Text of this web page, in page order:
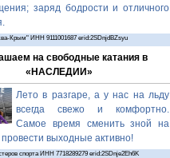
заряд бодрости и отличного
Крым" ИНН 9111001687 erid:2SDnjdBZsyu
на свободные катания в
«НАСЛЕДИИ»
Лето в разгаре, а у нас на льду
всегда свежо и комфортно.
Самое время сменить зной на
выходные активно!
спорта ИНН 7718289279 erid:2SDnje2Eh6K